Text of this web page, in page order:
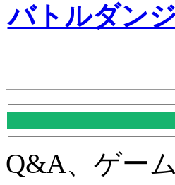
バトルダン
Q&A、ゲー